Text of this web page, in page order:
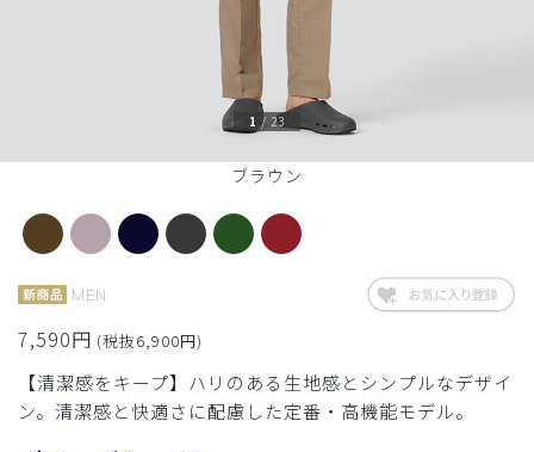
ブラウン
1 / 23
MEN
7,590円 (税抜6,900円)
【清潔感をキープ】ハリのある生地感とシンプルなデザイ
ン。清潔感と快適さに配慮した定番・高機能モデル。